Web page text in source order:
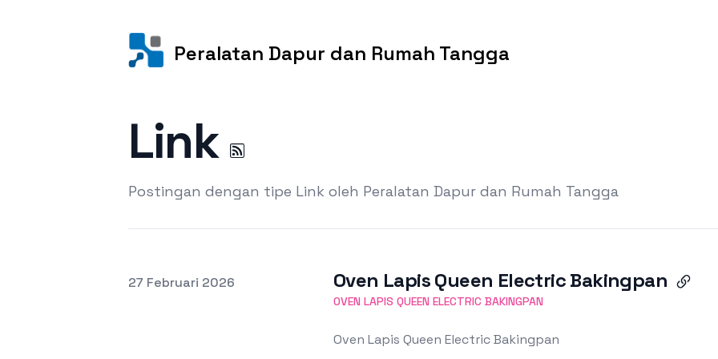
Peralatan Dapur dan Rumah Tangga
Link
Postingan dengan tipe Link oleh Peralatan Dapur dan Rumah Tangga
Terbit pada
27 Februari 2026 Oven Lapis Queen Electric Bakingpan
OVEN LAPIS QUEEN ELECTRIC BAKINGPAN
Oven Lapis Queen Electric Bakingpan